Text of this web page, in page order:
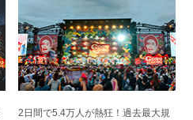
2日間で5.4万人が熱狂！過去最大規